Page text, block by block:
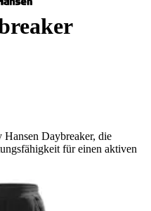
Daybreaker, die
für einen aktiven